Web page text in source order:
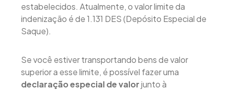
estabelecidos. Atualmente, o valor limite da
indenização é de 1.131 DES (Depósito Especial de
Saque).
Se você estiver transportando bens de valor
superior a esse limite, é possível fazer uma
declaração especial de valorjunto à